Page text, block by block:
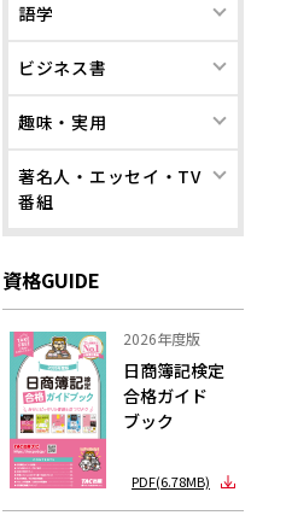
語学
ビジネス書
趣味・実用
著名人・エッセイ・TV
番組
資格GUIDE
2026年度版
日商簿記検定
合格ガイド
ブック
PDF(6.78MB)